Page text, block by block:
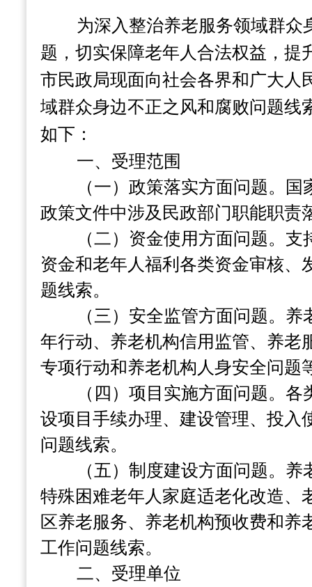
为深入整治养老服务领域群众
题，切实保障老年人合法权益，提
市民政局现面向社会各界和广大人
域群众身边不正之风和腐败问题线
如下：
一、受理范围
（一）政策落实方面问题。
国
政策文件中涉及民政部门职能职责
（二）资金使用方面问题。 支
资金和老年人福利 各类资金审核、
题线索。
（三）安全监管方面问题。 养
年行动、养老机构信用监管、养老
专项行动和养老机构人身安全问题
（四）项目实施方面问题。 各
设项目手续办理、建设管理、投入
问题线索。
（五）制度建设方面问题。 养
特殊困难老年人家庭适老化改造、
区养老服务、养老机构预收费和养
工作问题线索。
二、受理单位